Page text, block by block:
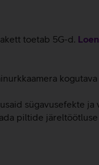
toetab 5G-d.
sügavusefekte ja
piltide järeltöötluse